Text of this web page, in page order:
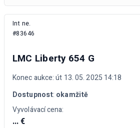
Int ne.
#83646
LMC Liberty 654 G
Konec aukce: út 13. 05. 2025 14:18
Dostupnost: okamžitě
Vyvolávací cena:
... €